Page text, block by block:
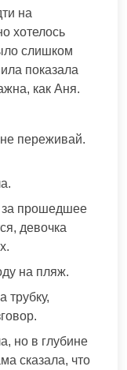
на
хотелось
слишком
показала
как Аня.
переживай.
за прошедшее
девочка
на пляж.
трубку,
но в глубине
сказала, что